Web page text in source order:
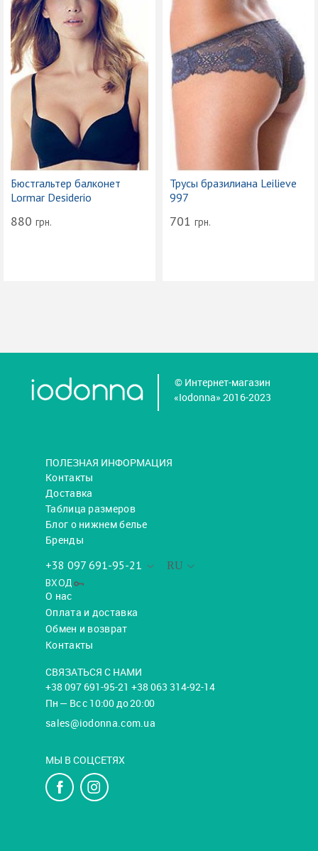
Бюстгальтер балконет
Lormar Desiderio
880 грн.
Трусы бразилиана Leilieve
997
701 грн.
© Интернет-магазин
«Iodonna» 2016-2023
ПОЛЕЗНАЯ ИНФОРМАЦИЯ
Контакты
Доставка
Таблица размеров
Блог о нижнем белье
Бренды
RU
+38 097 691-95-21
ВХОД
О нас
Оплата и доставка
Обмен и возврат
Контакты
СВЯЗАТЬСЯ С НАМИ
+38 097 691-95-21 +38 063 314-92-14
Пн — Вс с 10:00 до 20:00
sales@iodonna.com.ua
МЫ В СОЦСЕТЯХ